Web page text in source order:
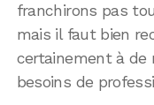
franchirons pas
mais il faut bien
certainement à de
besoins de